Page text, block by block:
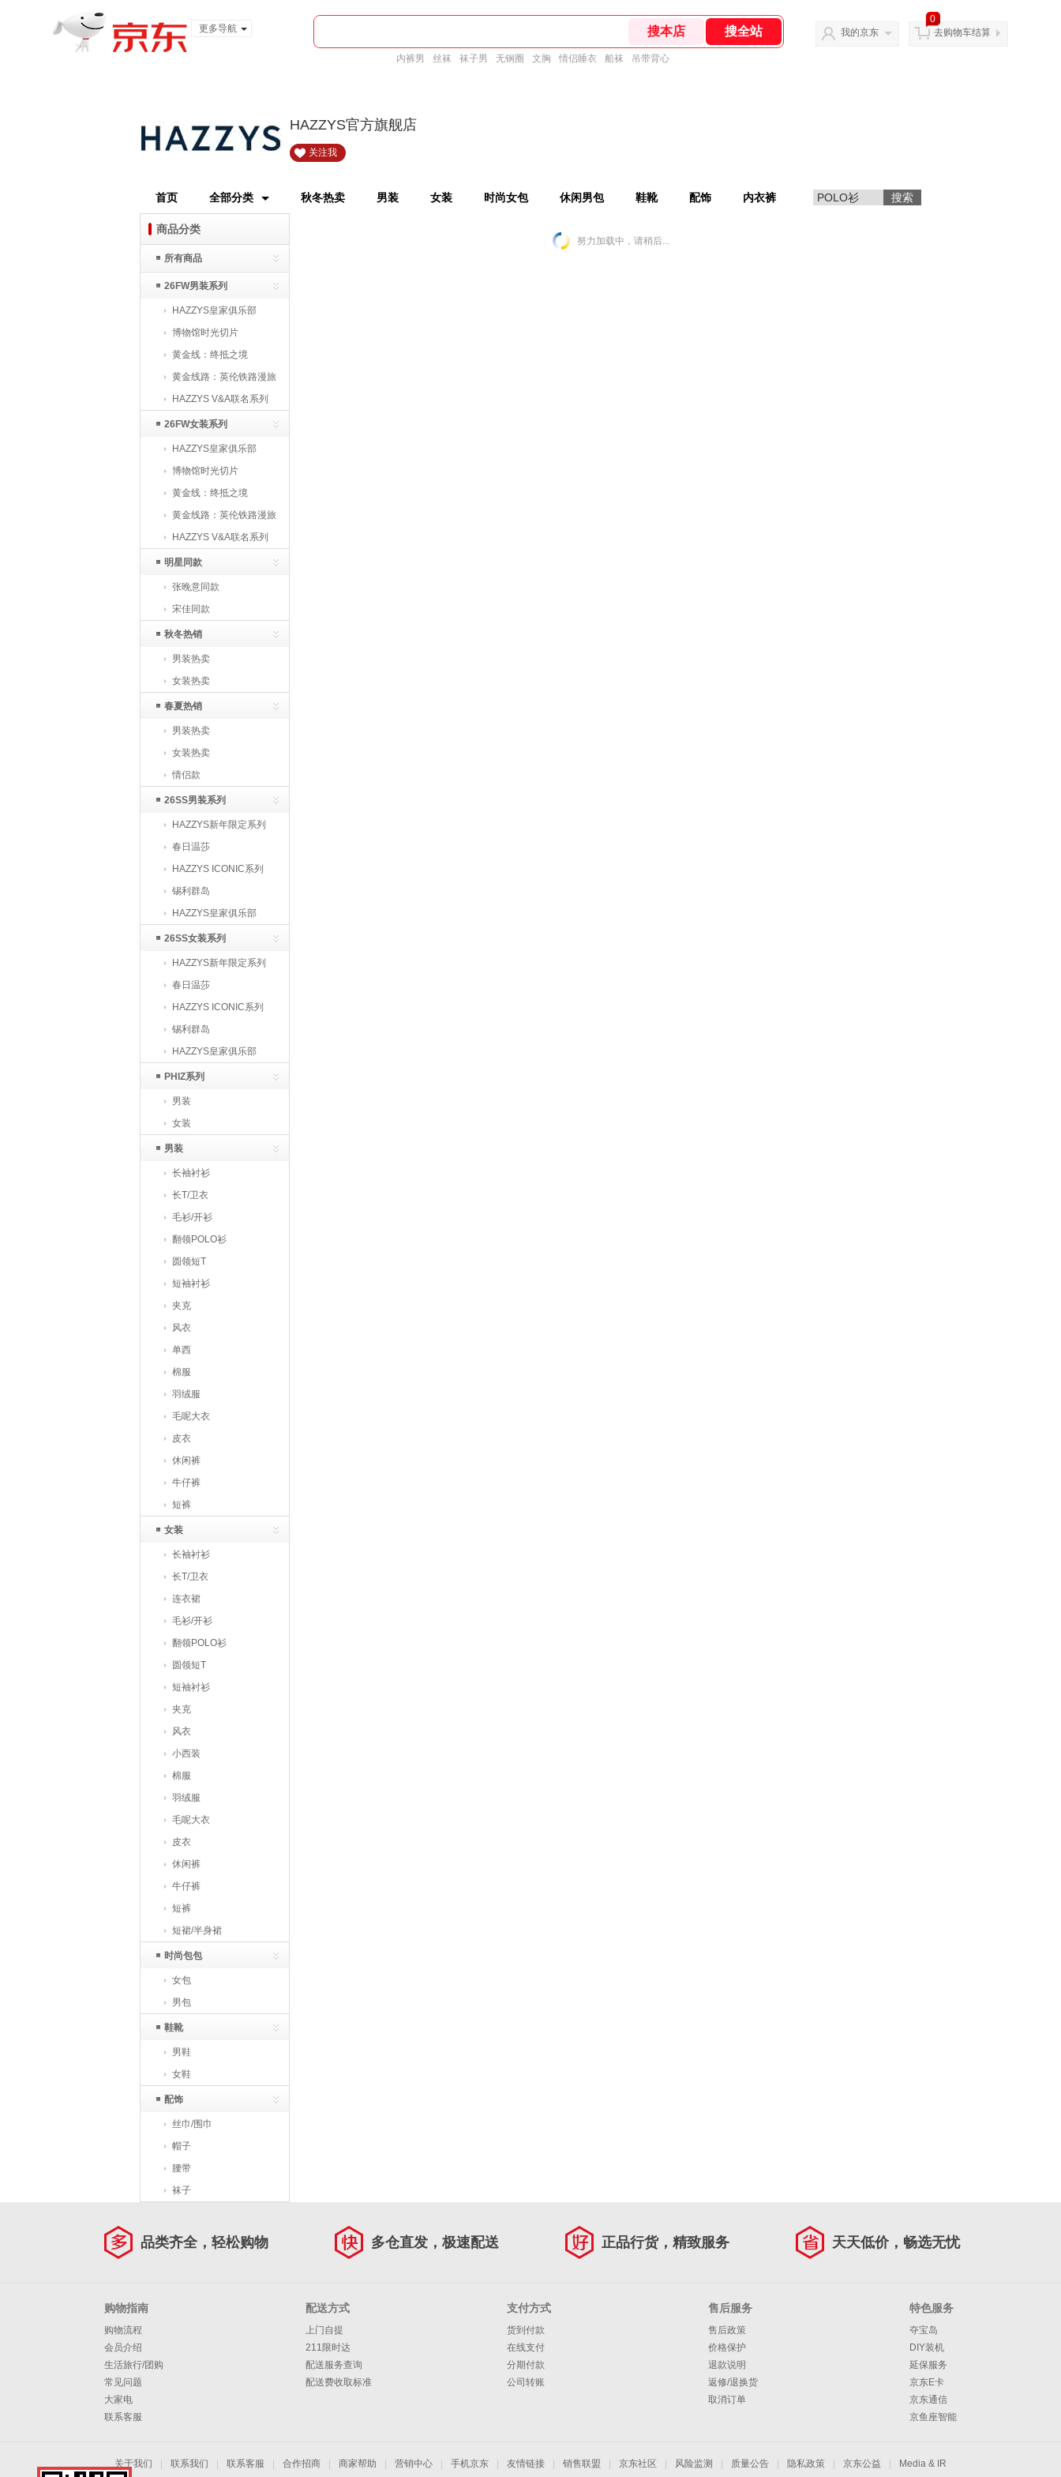
更多导航
内裤男 丝袜 袜子男 无钢圈 文胸 情侣睡衣 船袜 吊带背心
我的京东
0
去购物车结算
HAZZYS官方旗舰店
关注我
首页 全部分类 秋冬热卖 男装 女装 时尚女包 休闲男包 鞋靴 配饰 内衣裤
商品分类
所有商品
26FW男装系列
HAZZYS皇家俱乐部
博物馆时光切片
黄金线：终抵之境
黄金线路：英伦铁路漫旅
HAZZYS V&A联名系列
26FW女装系列
HAZZYS皇家俱乐部
博物馆时光切片
黄金线：终抵之境
黄金线路：英伦铁路漫旅
HAZZYS V&A联名系列
明星同款
张晚意同款
宋佳同款
秋冬热销
男装热卖
女装热卖
春夏热销
男装热卖
女装热卖
情侣款
26SS男装系列
HAZZYS新年限定系列
春日温莎
HAZZYS ICONIC系列
锡利群岛
HAZZYS皇家俱乐部
26SS女装系列
HAZZYS新年限定系列
春日温莎
HAZZYS ICONIC系列
锡利群岛
HAZZYS皇家俱乐部
PHIZ系列
男装
女装
男装
长袖衬衫
长T/卫衣
毛衫/开衫
翻领POLO衫
圆领短T
短袖衬衫
夹克
风衣
单西
棉服
羽绒服
毛呢大衣
皮衣
休闲裤
牛仔裤
短裤
女装
长袖衬衫
长T/卫衣
连衣裙
毛衫/开衫
翻领POLO衫
圆领短T
短袖衬衫
夹克
风衣
小西装
棉服
羽绒服
毛呢大衣
皮衣
休闲裤
牛仔裤
短裤
短裙/半身裙
时尚包包
女包
男包
鞋靴
男鞋
女鞋
配饰
丝巾/围巾
帽子
腰带
袜子
努力加载中，请稍后...
品类齐全，轻松购物 多仓直发，极速配送 正品行货，精致服务 天天低价，畅选无忧
购物指南
购物流程
会员介绍
生活旅行/团购
常见问题
大家电
联系客服
配送方式
上门自提
211限时达
配送服务查询
配送费收取标准
支付方式
货到付款
在线支付
分期付款
公司转账
售后服务
售后政策
价格保护
退款说明
返修/退换货
取消订单
特色服务
夺宝岛
DIY装机
延保服务
京东E卡
京东通信
京鱼座智能
关于我们 联系我们 联系客服 合作招商 商家帮助 营销中心 手机京东 友情链接 销售联盟 京东社区 风险监测 质量公告 隐私政策 京东公益 Media & IR